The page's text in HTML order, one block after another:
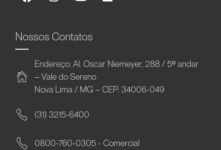
Nossos Contatos
Endereço: Al. Oscar Niemeyer, 288 / 5º andar
– Vale do Sereno
Nova Lima / MG – CEP: 34006-049
(31) 3215-6400
0800-760-0305 - Comercial